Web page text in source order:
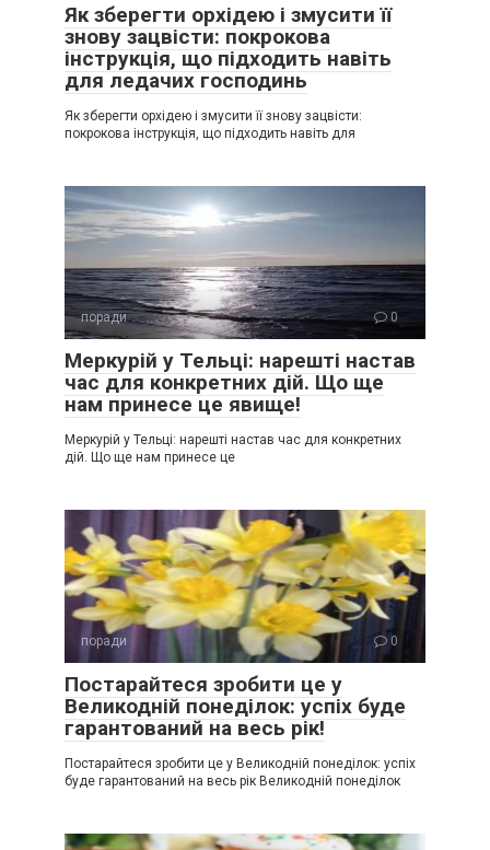
Як зберегти орхідею і змусити її
знову зацвісти: покрокова
інструкція, що підходить навіть
для ледачих господинь
Як зберегти орхідею і змусити її знову зацвісти:
покрокова інструкція, що підходить навіть для
поради 0
Меркурій у Тельці: нарешті настав
час для конкретних дій. Що ще
нам принесе це явище!
Меркурій у Тельці: нарешті настав час для конкретних
дій. Що ще нам принесе це
поради 0
Постарайтеся зробити це у
Великодній понеділок: успіх буде
гарантований на весь рік!
Постарайтеся зробити це у Великодній понеділок: успіх
буде гарантований на весь рік Великодній понеділок